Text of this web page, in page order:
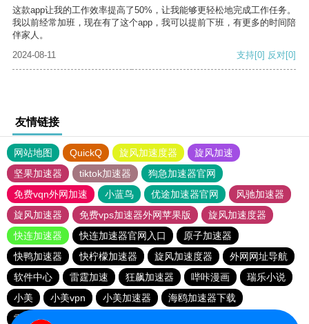
这款app让我的工作效率提高了50%，让我能够更轻松地完成工作任务。
我以前经常加班，现在有了这个app，我可以提前下班，有更多的时间陪
伴家人。
2024-08-11
支持[0] 反对[0]
友情链接
网站地图 QuickQ 旋风加速度器
旋风加速
坚果加速器
tiktok加速器
狗急加速器官网
免费vqn外网加速
小蓝鸟 优途加速器官网
风驰加速器
旋风加速器
免费vps加速器外网苹果版
旋风加速度器
快连加速器
快连加速器官网入口
原子加速器
快鸭加速器
快柠檬加速器 旋风加速度器
外网网址导航
软件中心
雷霆加速 狂飙加速器 哔咔漫画
瑞乐小说
小美
小美vpn 小美加速器
海鸥加速器下载
雷霆加速版ins